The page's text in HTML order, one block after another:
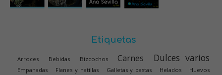
Etiquetas
Arroces Bebidas Bizcochos Carnes Dulces varios
Empanadas Flanes y natillas Galletas y pastas Helados Huevos